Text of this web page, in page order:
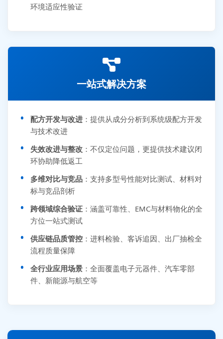
环境适应性验证
一站式解决方案
配方开发与改进 ：提供从成分分析到系统级配方开发
与技术改进
失效改进与整改 ：不仅定位问题，更提供技术建议闭
环协助降低返工
多维对比与竞品 ：支持多型号性能对比测试、材料对
标与竞品剖析
跨领域综合验证 ：涵盖可靠性、EMC与材料物化的全
方位一站式测试
供应链品质管控 ：进料检验、客诉追因、出厂抽检全
流程质量保障
全行业应用场景 ：全面覆盖电子元器件、汽车零部
件、新能源与航空等
李女士 159****5393 3分钟前提交可靠性测试需求